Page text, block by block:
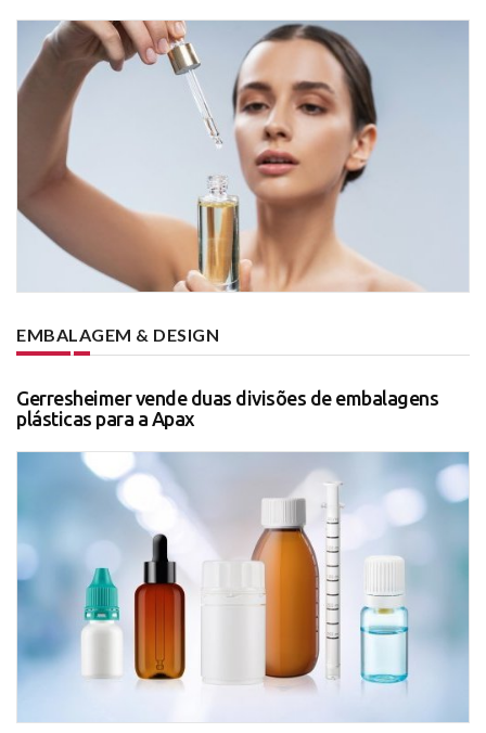
EMBALAGEM & DESIGN
Gerresheimer vende duas divisões de embalagens
plásticas para a Apax